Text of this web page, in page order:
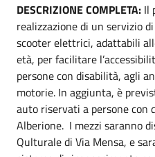
DESCRIZIONE COMPLETA: Il
realizzazione di un servizio
scooter elettrici, adattabili
età, per facilitare
persone con disabilità, agli
motorie. In aggiunta, è
auto riservati a persone con
Alberione. I mezzi saranno
Qulturale di Via Mensa, e